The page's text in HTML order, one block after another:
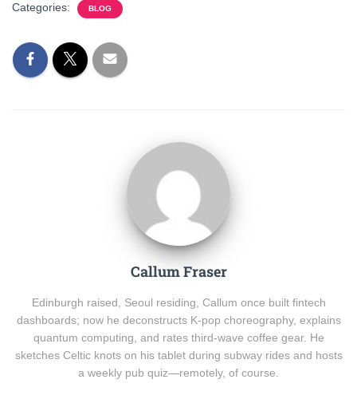
Categories: BLOG
Callum Fraser
Edinburgh raised, Seoul residing, Callum once built fintech
dashboards; now he deconstructs K-pop choreography, explains
quantum computing, and rates third-wave coffee gear. He
sketches Celtic knots on his tablet during subway rides and hosts
a weekly pub quiz—remotely, of course.